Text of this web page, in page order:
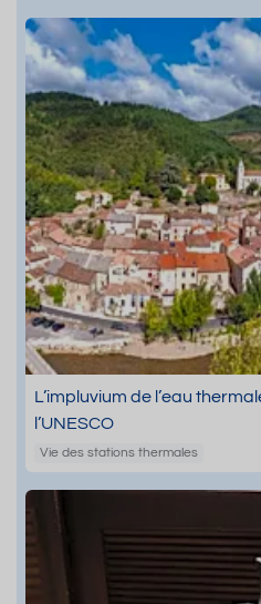
L’impluvium de l’eau
l’UNESCO
Vie des stations thermales